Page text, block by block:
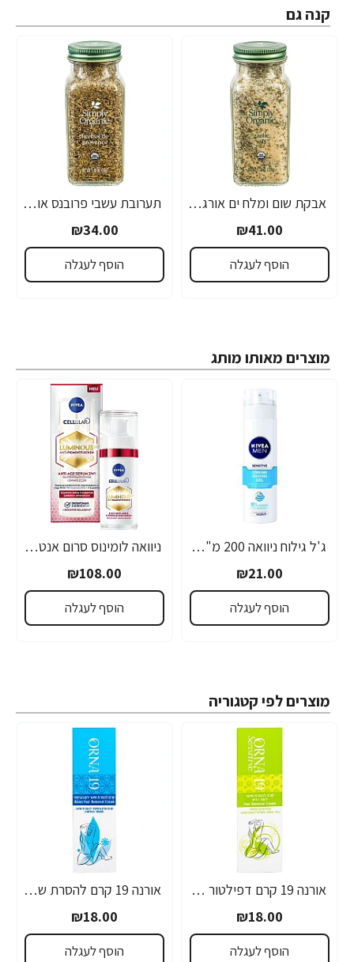
קנה גם
אבקת שום ומלח ים אורגני 133 גרם - Simply Organic
₪41.00
הוסף לעגלה
תערובת עשבי פרובנס אורגני 28 גרם - Simply Organic
₪34.00
הוסף לעגלה
מוצרים מאותו מותג
ג'ל גילוח ניוואה 200 מ"ל- מבית NIVEA
₪21.00
הוסף לעגלה
ניוואה לומינוס סרום אנטי אייג'ינג לטיפול בכתמים כהים 30 מ"ל - מבית NIVEA
₪108.00
הוסף לעגלה
מוצרים לפי קטגוריה
אורנה 19 קרם דפילטור לעור רגיש 80 גרם
₪18.00
הוסף לעגלה
אורנה 19 קרם להסרת שיער לקו הביקיני 90 מ"ל
₪18.00
הוסף לעגלה